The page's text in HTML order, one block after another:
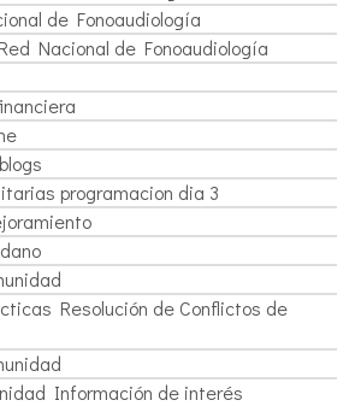
de Fonoaudiología
Nacional de Fonoaudiología
programacion dia 3
Resolución de Conflictos de
Información de interés